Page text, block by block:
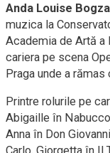
Anda Louise Bogza
muzica la
Academia de Artă a
cariera pe scena
Praga unde a rămas
Printre rolurile pe
Abigaille în
Anna în Don